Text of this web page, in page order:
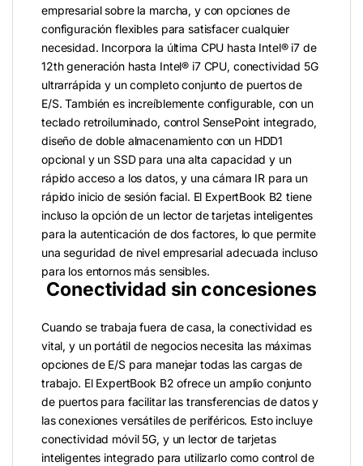
empresarial sobre la marcha, y con opciones de
configuración flexibles para satisfacer cualquier
necesidad. Incorpora la última CPU hasta Intel® i7 de
12th generación hasta Intel® i7 CPU, conectividad 5G
ultrarrápida y un completo conjunto de puertos de
E/S. También es increíblemente configurable, con un
teclado retroiluminado, control SensePoint integrado,
diseño de doble almacenamiento con un HDD1
opcional y un SSD para una alta capacidad y un
rápido acceso a los datos, y una cámara IR para un
rápido inicio de sesión facial. El ExpertBook B2 tiene
incluso la opción de un lector de tarjetas inteligentes
para la autenticación de dos factores, lo que permite
una seguridad de nivel empresarial adecuada incluso
para los entornos más sensibles.
Conectividad sin concesiones
Cuando se trabaja fuera de casa, la conectividad es
vital, y un portátil de negocios necesita las máximas
opciones de E/S para manejar todas las cargas de
trabajo. El ExpertBook B2 ofrece un amplio conjunto
de puertos para facilitar las transferencias de datos y
las conexiones versátiles de periféricos. Esto incluye
conectividad móvil 5G, y un lector de tarjetas
inteligentes integrado para utilizarlo como control de